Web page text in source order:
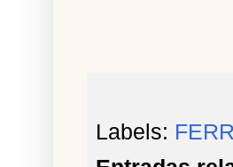
Labels: